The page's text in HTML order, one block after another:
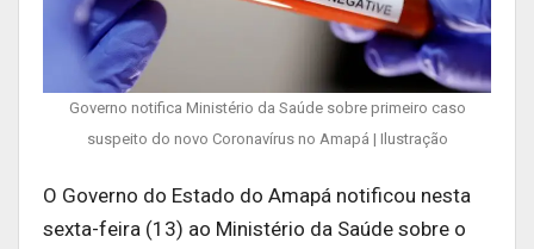
Governo notifica Ministério da Saúde sobre primeiro caso
suspeito do novo Coronavírus no Amapá | Ilustração
O Governo do Estado do Amapá notificou nesta
sexta-feira (13) ao Ministério da Saúde sobre o